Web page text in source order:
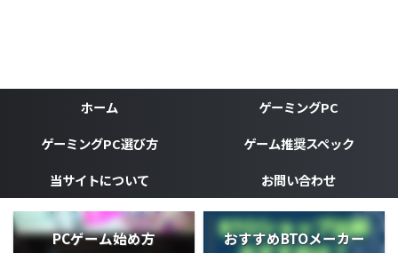
ホーム
ゲーミングPC
ゲーミングPC選び方
ゲーム推奨スペック
当サイトについて
お問い合わせ
PCゲーム始め方 おすすめBTOメーカー